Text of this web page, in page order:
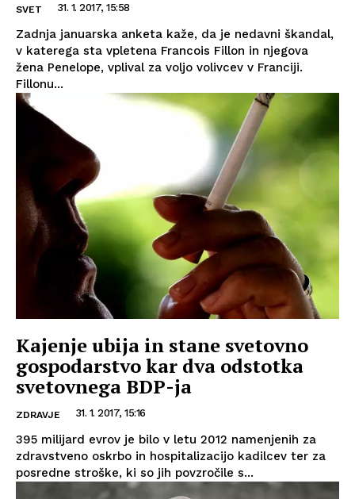
SVET 31. 1. 2017, 15:58
Zadnja januarska anketa kaže, da je nedavni škandal,
v katerega sta vpletena Francois Fillon in njegova
žena Penelope, vplival za voljo volivcev v Franciji.
Fillonu...
Kajenje ubija in stane svetovno
gospodarstvo kar dva odstotka
svetovnega BDP-ja
ZDRAVJE 31. 1. 2017, 15:16
395 milijard evrov je bilo v letu 2012 namenjenih za
zdravstveno oskrbo in hospitalizacijo kadilcev ter za
posredne stroške, ki so jih povzročile s...